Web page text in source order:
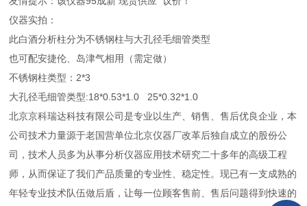
仪器实拍：
此白酒分析柱分为不锈钢柱与大孔径毛细管类型
也可配安捷伦、岛津气相用（需定做）
不锈钢柱类型：2*3
大孔径毛细管类型:18*0.53*1.0 25*0.32*1.0
北京京科瑞达科技有限公司是专业以生产、销售、售后优良企业，本
公司技术力量源于老国营单位北京仪器厂改革后独自成立的股份公
司，技术人员多为从事分析仪器应用技术研究二十多年的高级工程
师，从而保证了我们产品质量的专业性、稳定性。现已有一支成熟的
年轻专业技术队伍做后盾，让每一位顾客售前、售后问题得到快速的